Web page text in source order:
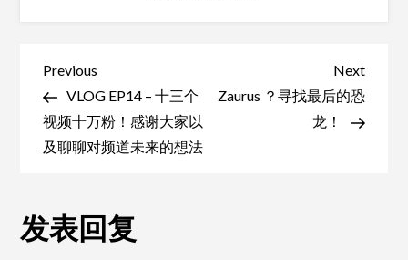
彻
文
章
导
航
Previous
Post
Previous
VLOG EP14 – 十三个
视频十万粉！感谢大家以
及聊聊对频道未来的想法
Next
Post
Next
Zaurus ？寻找最后的恐
龙！
发表回复